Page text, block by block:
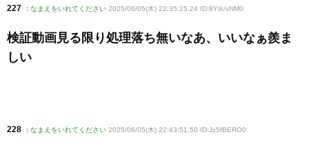
227 : なまえをいれてください 2025/06/05(木) 22:35:25.24 ID:8Ytk/sNM0
検証動画見る限り処理落ち無いなあ、いいなぁ羨ま
しい
228 : なまえをいれてください 2025/06/05(木) 22:43:51.50 ID:Jz5fBERO0